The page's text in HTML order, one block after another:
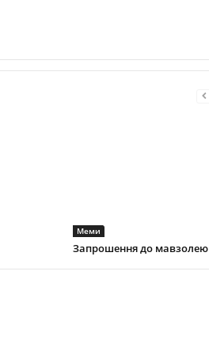
Меми
Запрошення до мавзолею